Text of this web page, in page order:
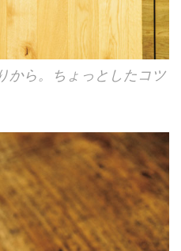
から。ちょっとしたコツ